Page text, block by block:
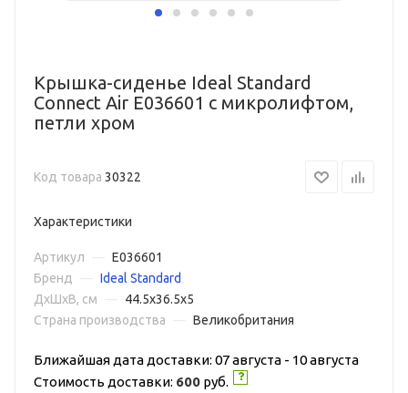
Крышка-сиденье Ideal Standard
Connect Air E036601 с микролифтом,
петли хром
Код товара 30322
Характеристики
Артикул
E036601
Бренд
Ideal Standard
ДxШxВ, см
44.5x36.5x5
Страна производства
Великобритания
Ближайшая дата доставки: 07 августа - 10 августа
Стоимость доставки: 600 руб.